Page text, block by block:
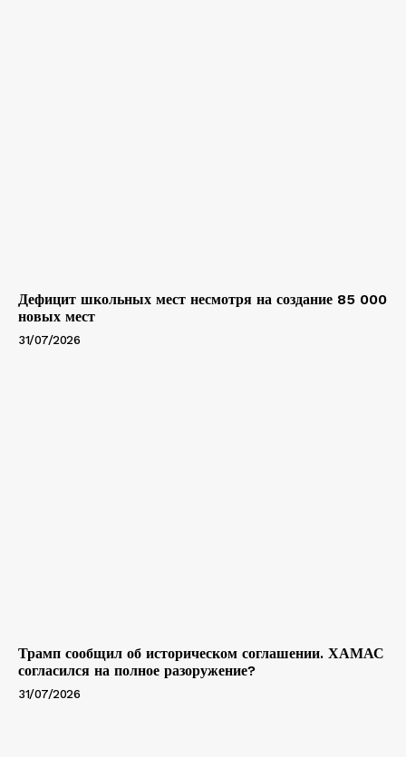
Дефицит школьных мест несмотря на создание 85 000
новых мест
31/07/2026
Трамп сообщил об историческом соглашении. ХАМАС
согласился на полное разоружение?
31/07/2026